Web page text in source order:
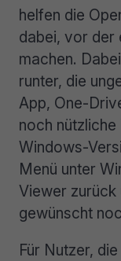
helfen die
dabei, vor der
machen.
runter, die
App, One-
noch
Windows-
Menü unter
Viewer zurück
gewünscht
Für Nutzer,